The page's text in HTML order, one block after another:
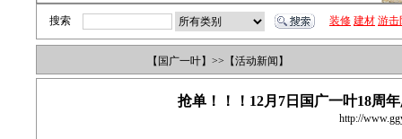
搜索 装修 建材 游击
【 国广一叶】>>【活动新闻】
抢单！！！12月7日国广一叶18周
http://